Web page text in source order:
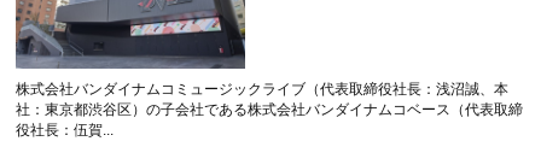
株式会社バンダイナムコミュージックライブ（代表取締役社長：浅沼誠、本
社：東京都渋谷区）の子会社である株式会社バンダイナムコベース（代表取締
役社長：伍賀...